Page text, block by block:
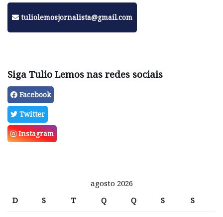
tuliolemosjornalista@gmail.com
Siga Tulio Lemos nas redes sociais
Facebook
Twitter
Instagram
agosto 2026
D
S T Q Q S S